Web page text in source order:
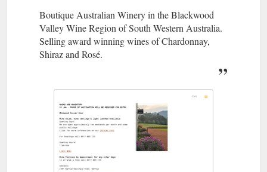
Boutique Australian Winery in the Blackwood
Valley Wine Region of South Western Australia.
Selling award winning wines of Chardonnay,
Shiraz and Rosé.